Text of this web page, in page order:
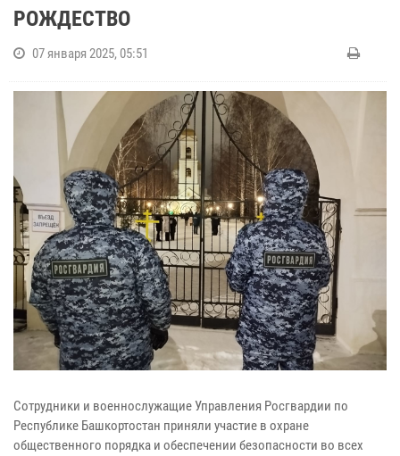
РОЖДЕСТВО
07 января 2025, 05:51
Сотрудники и военнослужащие Управления Росгвардии по
Республике Башкортостан приняли участие в охране
общественного порядка и обеспечении безопасности во всех